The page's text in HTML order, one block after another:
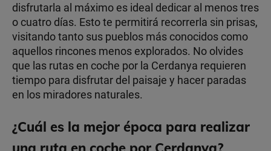
disfrutarla al máximo es ideal dedicar al menos tres
o cuatro días. Esto te permitirá recorrerla sin prisas,
visitando tanto sus pueblos más conocidos como
aquellos rincones menos explorados. No olvides
que las rutas en coche por la Cerdanya requieren
tiempo para disfrutar del paisaje y hacer paradas
en los miradores naturales.
¿Cuál es la mejor época para realizar